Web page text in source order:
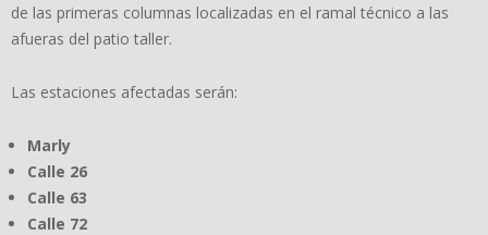
de las primeras columnas localizadas en el ramal técnico a las
afueras del patio taller.
Las estaciones afectadas serán:
Marly
Calle 26
Calle 63
Calle 72